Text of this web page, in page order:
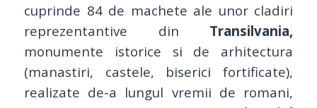
cuprinde 84 de machete ale unor cladiri
reprezentantive din Transilvania,
monumente istorice si de arhitectura
(manastiri, castele, biserici fortificate),
realizate de-a lungul vremii de romani,